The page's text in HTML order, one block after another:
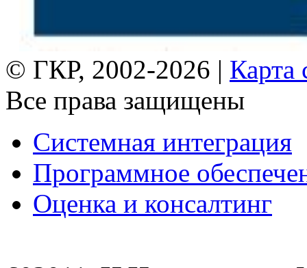
© ГКР, 2002-2026 | Карта
Все права защищены
Системная интеграция
Программное
Оценка и консалтинг